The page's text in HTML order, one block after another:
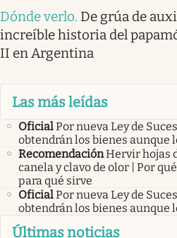
Dónde verlo. De grúa de
increíble historia del
II en Argentina
Las más leídas
OficialPor nueva Ley de
obtendrán los bienes
RecomendaciónHervir hojas
canela y clavo de olor | Por
para qué sirve
OficialPor nueva Ley de
obtendrán los bienes
Últimas noticias